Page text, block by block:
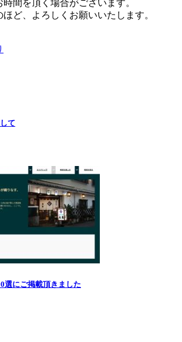
時間を頂く場合がございます。
ど、よろしくお願いいたします。
て
選にご掲載頂きました